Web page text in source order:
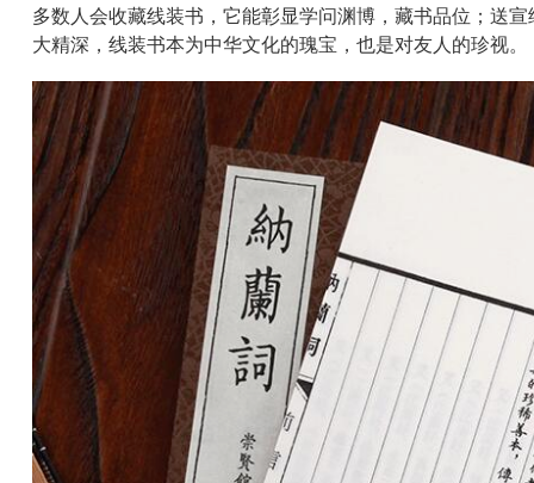
多数人会收藏线装书，它能彰显学问渊博，藏书品位；送
大精深，线装书本为中华文化的瑰宝，也是对友人的珍视。